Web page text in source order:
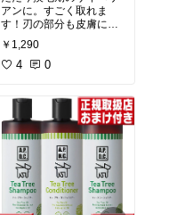
アンに。すごく取れま
す！刃の部分も皮膚に当
たらないし、切れ味が鋭
いという訳では無いので
使い易いです。両端の刃
毛を切って取る、では無
く、もつれた毛を裂い
て、引っ掛けて取る感じ
です。硬めの毛玉は、裂
けないし、切れないの
で、ほぐすように使って
みます。これ、すごく気
に入りました。色違いで
買おうかな…
￥1,290
4 0